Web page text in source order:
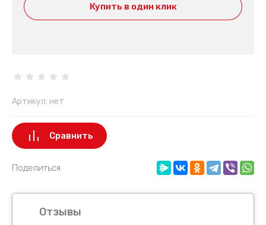
Купить в один клик
Артикул: нет
Сравнить
Поделиться
Отзывы